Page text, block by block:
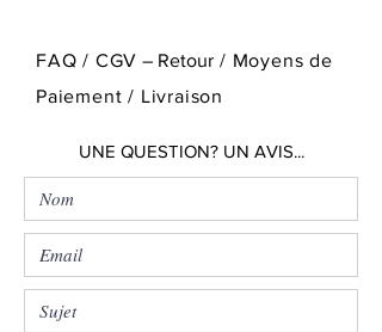
FAQ / CGV – Retour / Moyens de
Paiement / Livraison
UNE QUESTION? UN AVIS...